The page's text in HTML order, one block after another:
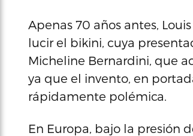
Apenas 70 años antes,
lucir el bikini, cuya
Micheline Bernardini, que
ya que el invento, en
rápidamente polémica.
En Europa, bajo la presión